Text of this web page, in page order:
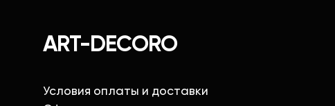
ART-DECORO
Условия оплаты и доставки